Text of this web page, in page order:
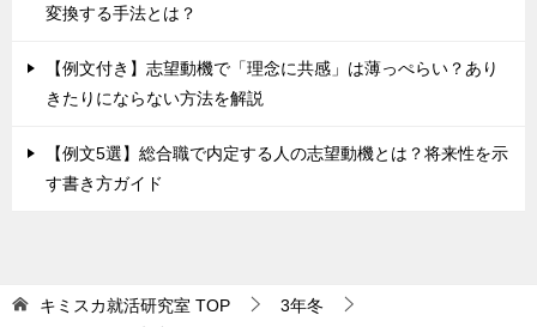
変換する手法とは？
【例文付き】志望動機で「理念に共感」は薄っぺらい？あり
きたりにならない方法を解説
【例文5選】総合職で内定する人の志望動機とは？将来性を示
す書き方ガイド
キミスカ就活研究室 TOP
3年冬